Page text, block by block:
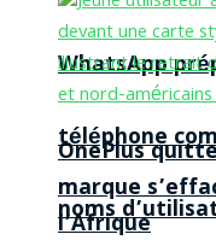
WhatsApp
téléphone
noms
OnePlus
marque
l’Afrique